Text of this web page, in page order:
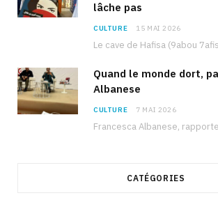
lâche pas
CULTURE 15 MAI 2026
Quand le monde dort,
Albanese
CULTURE 7 MAI 2026
CATÉGORIES